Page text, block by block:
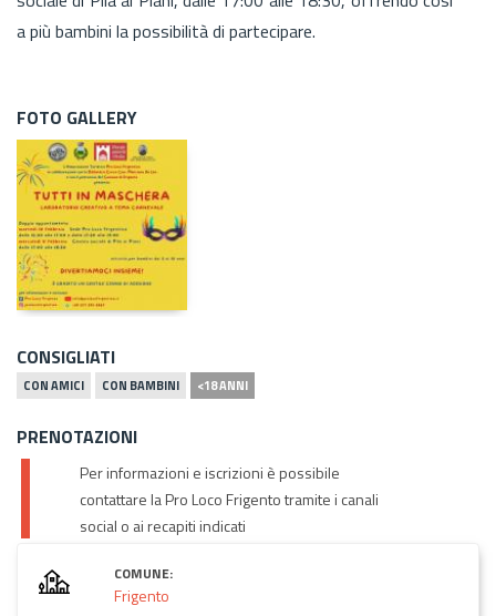
a più bambini la possibilità di partecipare.
FOTO GALLERY
CONSIGLIATI
CON AMICI CON BAMBINI <18 ANNI
PRENOTAZIONI
Per informazioni e iscrizioni è possibile
contattare la Pro Loco Frigento tramite i canali
social o ai recapiti indicati
COMUNE:
Frigento